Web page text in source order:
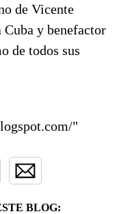
de Vicente
y benefactor
de todos sus
"
BLOG: